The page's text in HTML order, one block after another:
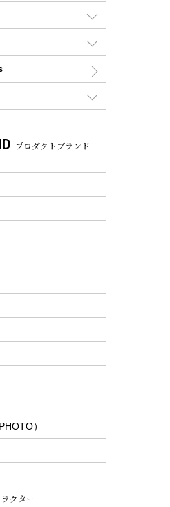
プロダクトブランド
）
クター